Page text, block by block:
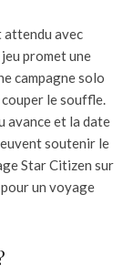
attendu avec
promet une
campagne solo
le souffle.
avance et la date
soutenir le
Star Citizen sur
un voyage